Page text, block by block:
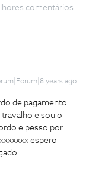
comentários.
years ago
de pagamento
e sou o
e pesso por
espero